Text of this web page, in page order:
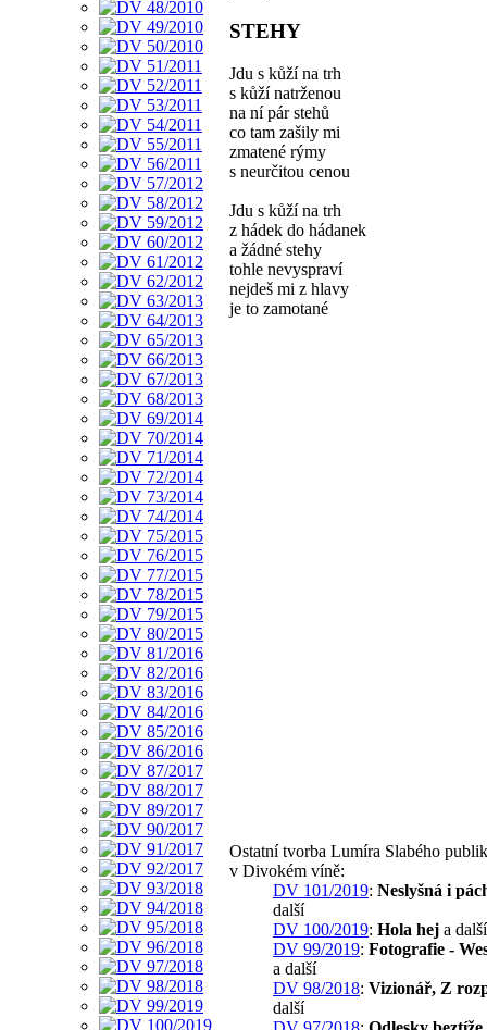
STEHY
Jdu s kůží na trh
s kůží natrženou
na ní pár stehů
co tam zašily mi
zmatené rýmy
s neurčitou cenou
Jdu s kůží na trh
z hádek do hádanek
a žádné stehy
tohle nevyspraví
nejdeš mi z hlavy
je to zamotané
Ostatní tvorba Lumíra Slabého
v Divokém víně:
DV 101/2019: Neslyšná i
další
DV 100/2019: Hola hej a další
DV 99/2019: Fotografie -
a další
DV 98/2018: Vizionář, Z
další